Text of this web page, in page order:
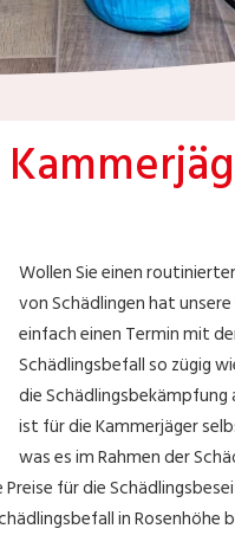
Wollen Sie einen
von Schädlingen hat
einfach einen Termin mit
Schädlingsbefall so zügig
die
ist für die Kammerjäger
was es im Rahmen der
für die
in Rosenhöhe